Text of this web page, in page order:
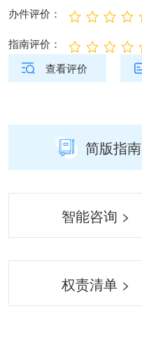
办件评价：
指南评价：
查看评价
简版指南
智能咨询 >
权责清单 >